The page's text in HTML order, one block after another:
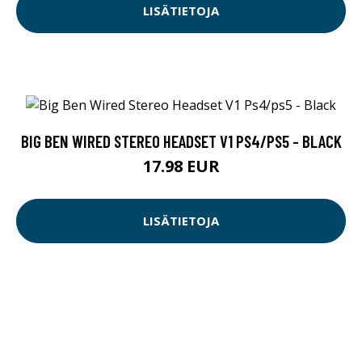
LISÄTIETOJA
BIG BEN WIRED STEREO HEADSET V1 PS4/PS5 - BLACK
17.98 EUR
LISÄTIETOJA